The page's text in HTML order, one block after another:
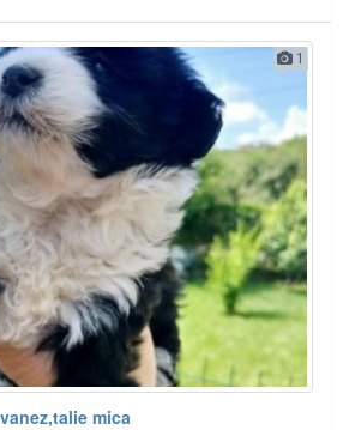
1
mica